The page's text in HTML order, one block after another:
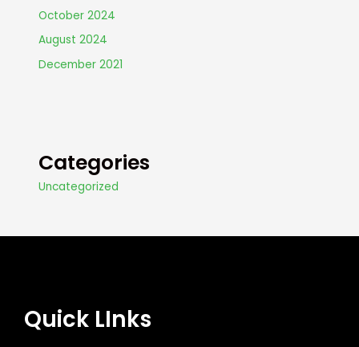
October 2024
August 2024
December 2021
Categories
Uncategorized
Quick LInks